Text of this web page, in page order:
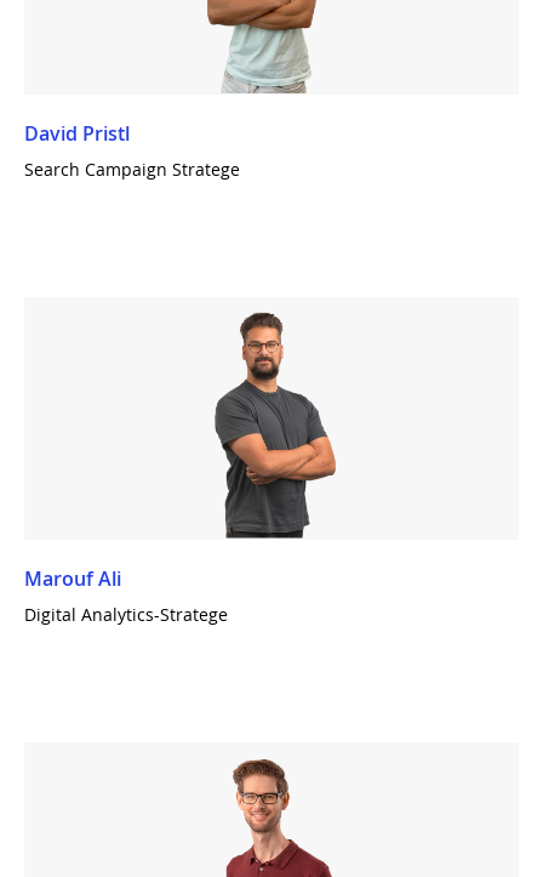
David Pristl
Search Campaign Stratege
Marouf Ali
Digital Analytics-Stratege